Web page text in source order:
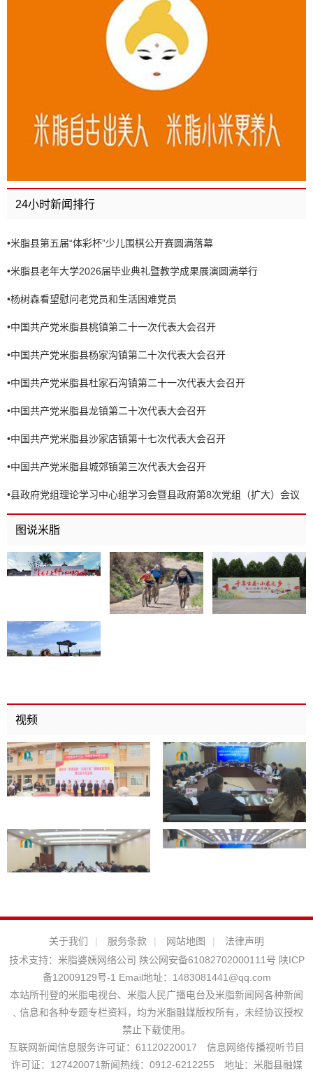
24小时新闻排行
•米脂县第五届“体彩杯”少儿围棋公开赛圆满落幕
•米脂县老年大学2026届毕业典礼暨教学成果展演圆满举行
•杨树森看望慰问老党员和生活困难党员
•中国共产党米脂县桃镇第二十一次代表大会召开
•中国共产党米脂县杨家沟镇第二十次代表大会召开
•中国共产党米脂县杜家石沟镇第二十一次代表大会召开
•中国共产党米脂县龙镇第二十次代表大会召开
•中国共产党米脂县沙家店镇第十七次代表大会召开
•中国共产党米脂县城郊镇第三次代表大会召开
•县政府党组理论学习中心组学习会暨县政府第8次党组（扩大）会议
召开
图说米脂
视频
关于我们 | 服务条款 | 网站地图 |
法律声明
技术支持： 米脂婆姨网络公司 陕公网安备61082702000111号 陕ICP
备12009129号-1 Email地址： 1483081441@qq.com
本站所刊登的米脂电视台、米脂人民广播电台及米脂新闻网各种新闻
﹑信息和各种专题专栏资料，均为米脂融媒版权所有，未经协议授权
禁止下载使用。
互联网新闻信息服务许可证：61120220017 信息网络传播视听节目
许可证：127420071新闻热线：0912-6212255 地址：米脂县融媒